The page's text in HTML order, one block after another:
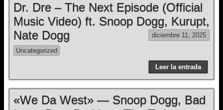
Dr. Dre – The Next Episode (Official
Music Video) ft. Snoop Dogg, Kurupt,
Nate Dogg
diciembre 11, 2025
Uncategorized
Leer la entrada
«We Da West» — Snoop Dogg, Bad